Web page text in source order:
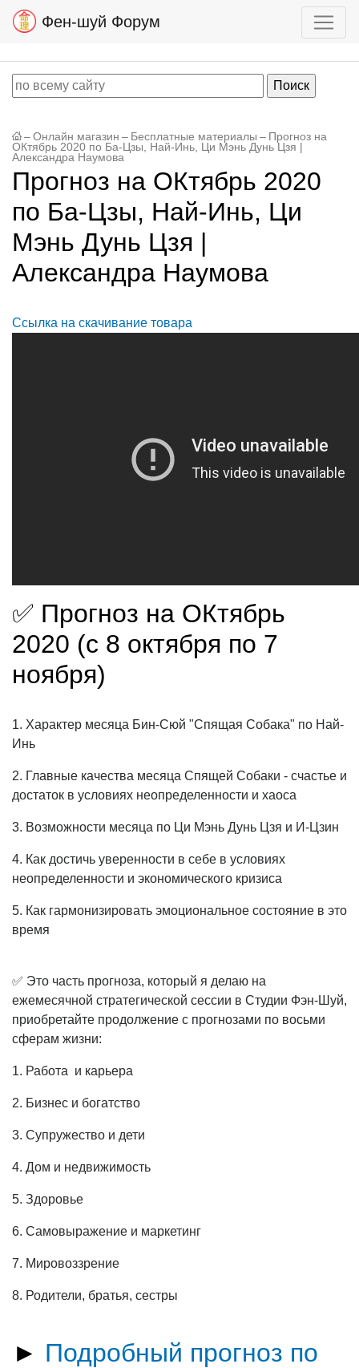
Фен-шуй Форум
– Онлайн магазин – Бесплатные материалы – Прогноз на
ОКтябрь 2020 по Ба-Цзы, Най-Инь, Ци Мэнь Дунь Цзя |
Александра Наумова
Прогноз на ОКтябрь 2020
по Ба-Цзы, Най-Инь, Ци
Мэнь Дунь Цзя |
Александра Наумова
Ссылка на скачивание товара
✅ Прогноз на ОКтябрь
2020 (с 8 октября по 7
ноября)
1. Характер месяца Бин-Сюй "Спящая Собака" по Най-
Инь
2. Главные качества месяца Спящей Собаки - счастье и
достаток в условиях неопределенности и хаоса
3. Возможности месяца по Ци Мэнь Дунь Цзя и И-Цзин
4. Как достичь уверенности в себе в условиях
неопределенности и экономического кризиса
5. Как гармонизировать эмоциональное состояние в это
время
✅ Это часть прогноза, который я делаю на
ежемесячной стратегической сессии в Студии Фэн-Шуй,
приобретайте продолжение с прогнозами по восьми
сферам жизни:
1. Работа и карьера
2. Бизнес и богатство
3. Супружество и дети
4. Дом и недвижимость
5. Здоровье
6. Самовыражение и маркетинг
7. Мировоззрение
8. Родители, братья, сестры
► Подробный прогноз по